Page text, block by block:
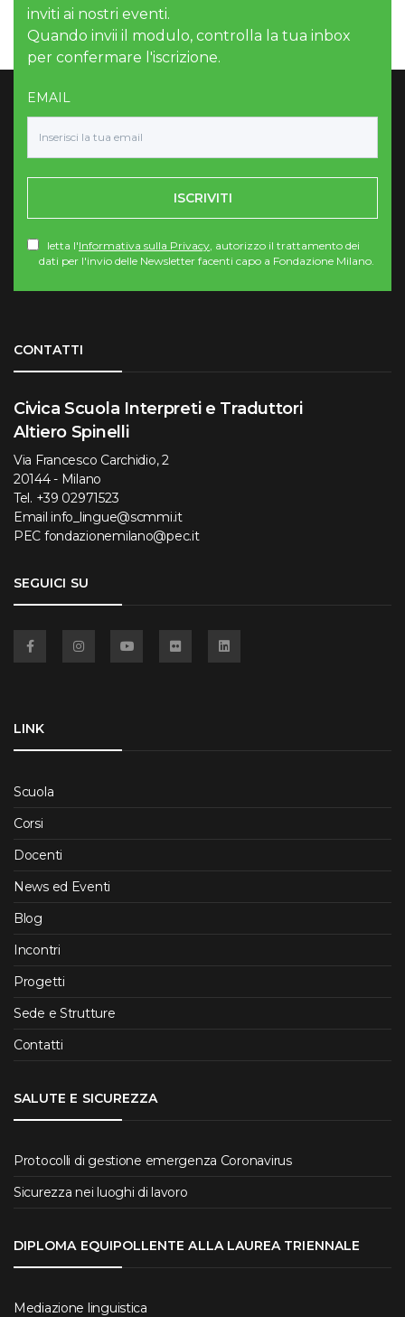
inviti ai nostri eventi.
Quando invii il modulo, controlla la tua inbox
per confermare l'iscrizione.
EMAIL
ISCRIVITI
letta l'Informativa sulla Privacy , autorizzo il trattamento dei
dati per l'invio delle Newsletter facenti capo a Fondazione Milano.
CONTATTI
Civica Scuola Interpreti e Traduttori
Altiero Spinelli
Via Francesco Carchidio, 2
20144 - Milano
Tel. +39 02971523
Email info_lingue@scmmi.it
PEC fondazionemilano@pec.it
SEGUICI SU
LINK
Scuola
Corsi
Docenti
News ed Eventi
Blog
Incontri
Progetti
Sede e Strutture
Contatti
SALUTE E SICUREZZA
Protocolli di gestione emergenza Coronavirus
Sicurezza nei luoghi di lavoro
DIPLOMA EQUIPOLLENTE ALLA LAUREA TRIENNALE
Mediazione linguistica